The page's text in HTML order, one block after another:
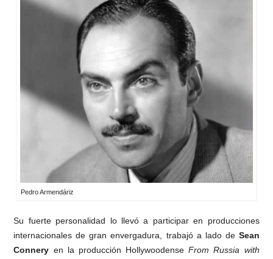
Pedro Armendáriz
Su fuerte personalidad lo llevó a participar en producciones
internacionales de gran envergadura, trabajó a lado deSean
Connery en la producción Hollywoodense From Russia with